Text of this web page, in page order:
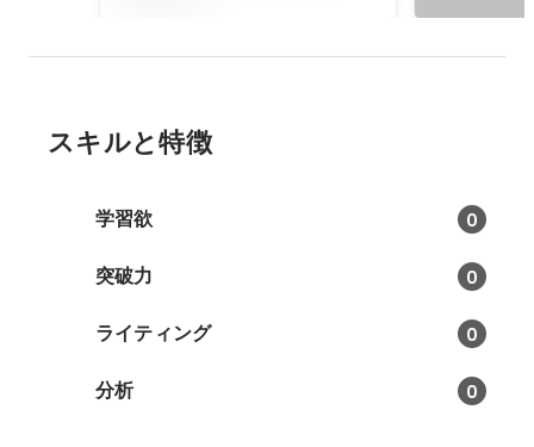
スキルと特徴
学習欲 0
突破力 0
ライティング 0
分析 0